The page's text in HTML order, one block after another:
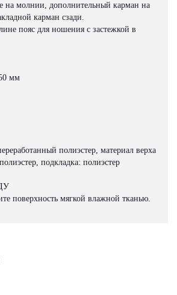
на молнии, дополнительный карман на
карман сзади.
пояс для ношения с застежкой в
мм
полиэстер, материал верха
подкладка: полиэстер
поверхность мягкой влажной тканью.